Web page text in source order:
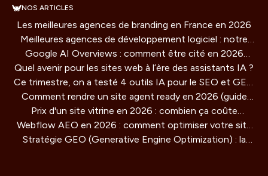
NOS ARTICLES
Les meilleures agences de branding en France en 2026
Meilleures agences de développement logiciel : notre
comparatif 2026
Google AI Overviews : comment être cité en 2026
(guide concret)
Quel avenir pour les sites web à l’ère des assistants IA ?
Ce trimestre, on a testé 4 outils IA pour le SEO et GEO
: verdict honnête
Comment rendre un site agent ready en 2026 (guide
technique)
Prix d'un site vitrine en 2026 : combien ça coûte
vraiment ?
Webflow AEO en 2026 : comment optimiser votre site
pour être cité par les moteurs IA
Stratégie GEO (Generative Engine Optimization) : la